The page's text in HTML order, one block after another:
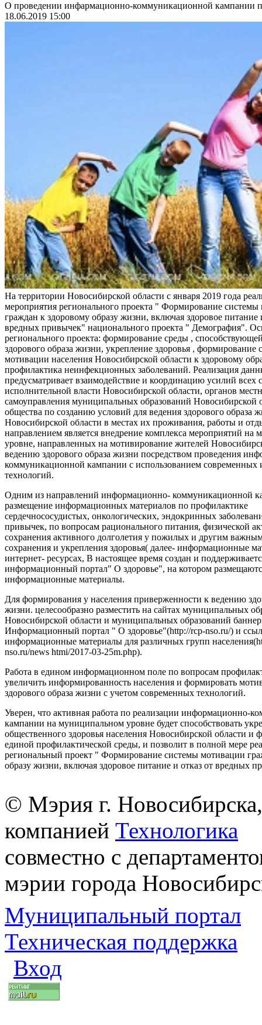
О проведении инфармационно-коммуникационной кампании
18.06.2019 15:00
На территории Новосибирской области с января 2019 года
мероприятия регионального проекта " Формирование
граждан к здоровому образу жизни, включая здоровое питание
вредных привычек" национального проекта " Демография".
регионального проекта: формирование среды ,
здорового образа жизни, укрепление здоровья , формирование
мотивации населения Новосибирской области к здоровому
профилактика неинфекционных заболеваний. Реализация
предусматривает взаимодействие и координацию усилий всех
исполнительной власти Новосибирской области, органов
самоуправления муниципальных образований Новосибирской
общества по созданию условий для ведения здорового образа
Новосибирской области в местах их проживания, работы и
направлением является внедрение комплекса мероприятий на
уровне, направленных на мотивирование жителей
ведению здорового образа жизни посредством проведения
коммуникационной кампании с использованием
технологий.
Одним из направлений информационно- коммуникационной
размещение информационных материалов по профилактике
сердечнососудистых, онкологических, эндокринных
привычек, по вопросам рационального питания, физической
сохранения активного долголетия у пожилых и другим
сохранения и укрепления здоровья( далее- информационные
интернет- ресурсах, В настоящее время создан и
информационный портал" О здоровье", на котором
информационные материалы.
Для формирования у населения приверженности к ведению
жизни. целесообразно разместить на сайтах муниципальных
Новосибирской области и муниципальных образований
Информационный портал " О здоровье"(http://rcp-nso.ru/) и
информационные материалы для различных групп
nso.ru/news htmi/2017-03-25m.php).
Работа в едином информационном поле по вопросам
увеличить информированность населения и формировать
здорового образа жизни с учетом современных технологий.
Уверен, что активная работа по реализации информационно-
кампании на муниципальном уровне будет способствовать
общественного здоровья населения Новосибирской области и
единой профилактической среды, и позволит в полной мере
региональный проект " Формирование системы мотивации
образу жизни, включая здоровое питание и отказ от вредных
© Мэрия г.
компанией Технологика
совместно с
мэрии города
Муниципальный портал
Техническая поддержка
Вход